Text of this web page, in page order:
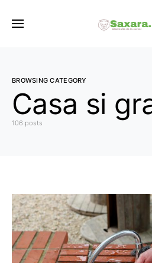
BROWSING CATEGORY
Casa si
106 posts